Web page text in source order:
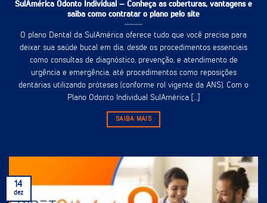
SulAmérica Odonto Individual – Conheça as coberturas, vantagens e
saiba como contratar o plano pelo site
O plano Dental da SulAmérica oferece tudo que você precisa para
deixar sua saúde bucal em dia, desde os procedimentos essenciais
como consultas de diagnóstico, prevenção, e atendimento de
urgência e emergência, até procedimentos como reposições
dentárias utilizando próteses (conforme rol vigente da ANS). Com o
Plano Odonto Individual SulAmérica [...]
SAIBA MAIS
14
dez